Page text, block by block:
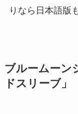
りなら日本語版
ブルームーン
ドスリーブ」